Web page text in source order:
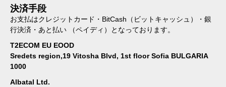
決済手段
お支払はクレジットカード・BitCash（ビットキャッシュ）・銀
行決済・あと払い （ペイディ）となっております。
T2ECOM EU EOOD
Sredets region,19 Vitosha Blvd, 1st floor Sofia BULGARIA
1000
Albatal Ltd.